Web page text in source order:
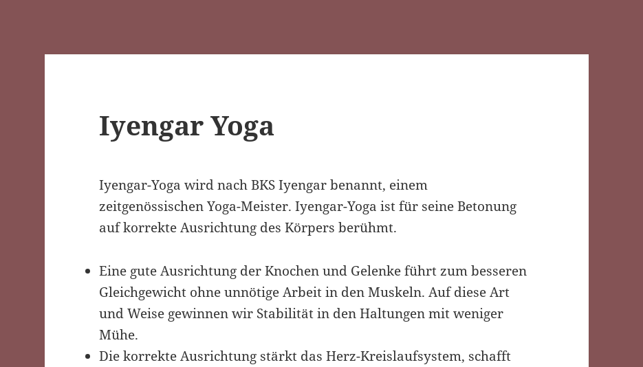
Iyengar Yoga
Iyengar-Yoga wird nach BKS Iyengar benannt, einem
zeitgenössischen Yoga-Meister. Iyengar-Yoga ist für seine Betonung
auf korrekte Ausrichtung des Körpers berühmt.
Eine gute Ausrichtung der Knochen und Gelenke führt zum besseren
Gleichgewicht ohne unnötige Arbeit in den Muskeln. Auf diese Art
und Weise gewinnen wir Stabilität in den Haltungen mit weniger
Mühe.
Die korrekte Ausrichtung stärkt das Herz-Kreislaufsystem, schafft